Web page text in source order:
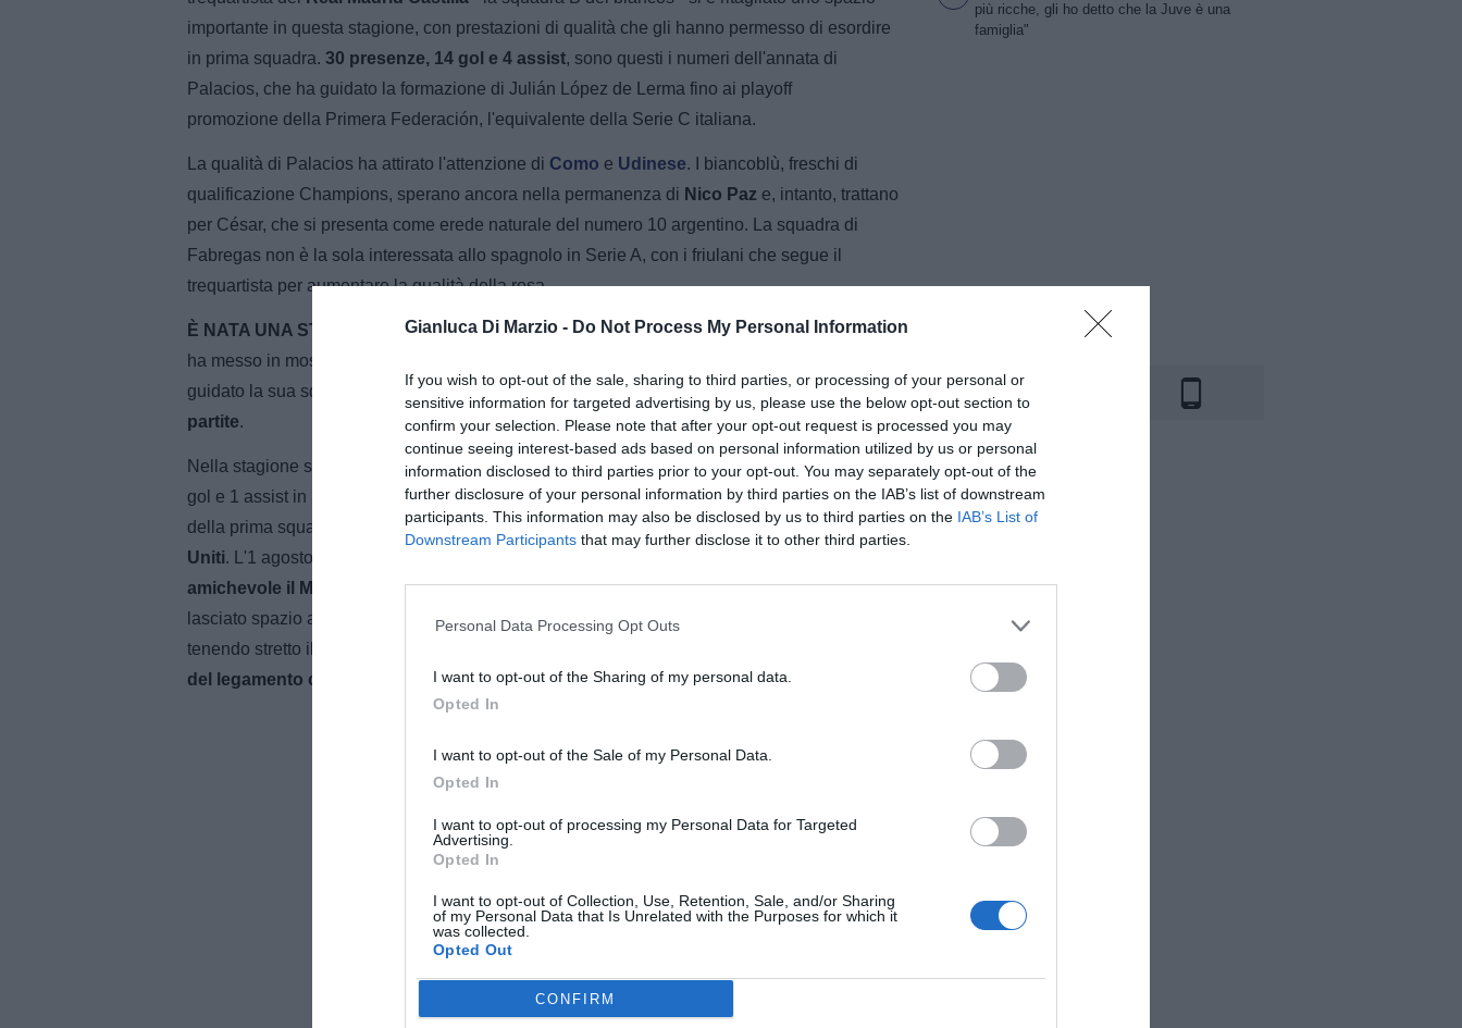
Gianluca Di Marzio - Do Not Process My Personal Information
If you wish to opt-out of the sale, sharing to third parties, or processing of your personal or
sensitive information for targeted advertising by us, please use the below opt-out section to
confirm your selection. Please note that after your opt-out request is processed you may
continue seeing interest-based ads based on personal information utilized by us or personal
information disclosed to third parties prior to your opt-out. You may separately opt-out of the
further disclosure of your personal information by third parties on the IAB’s list of downstream
participants. This information may also be disclosed by us to third parties on the IAB’s List of
Downstream Participants that may further disclose it to other third parties.
Personal Data Processing Opt Outs
I want to opt-out of the Sharing of my personal data.
Opted In
I want to opt-out of the Sale of my Personal Data.
Opted In
I want to opt-out of processing my Personal Data for Targeted
Advertising.
Opted In
I want to opt-out of Collection, Use, Retention, Sale, and/or Sharing
of my Personal Data that Is Unrelated with the Purposes for which it
was collected.
Opted Out
CONFIRM
importante in questa stagione, con prestazioni di qualità che gli hanno permesso di esordire
in prima squadra. 30 presenze, 14 gol e 4 assist, sono questi i numeri dell'annata di
Palacios, che ha guidato la formazione di Julián López de Lerma fino ai playoff
promozione della Primera Federación, l'equivalente della Serie C italiana.
La qualità di Palacios ha attirato l'attenzione di Como e Udinese. I biancoblù, freschi di
qualificazione Champions, sperano ancora nella permanenza di Nico Paz e, intanto, trattano
per César, che si presenta come erede naturale del numero 10 argentino. La squadra di
Fabregas non è la sola interessata allo spagnolo in Serie A, con i friulani che segue il
trequartista per aumentare la qualità della rosa.
È NATA UNA STELLA
- La prima volta che "Cesitar" - come viene soprannominato in patria -
ha messo in mostra tutta la sua qualità è stata nella
guidato la sua squadra fino ai quarti di finale della competizione, segnando5 gol in 7
partite.
Nella stagione successiva, la prima con il Real Madrid Castilla, il trequartista ha raccolto 3
gol e 1 assist in 36 partite. Il "crack" di Soria incantòCarlo Ancelotti- all'epoca alla guida
della prima squadra - che decise di convocare Palacios per latournée estiva negli Stati
Uniti. L'1 agosto 2024 César ha fatto il suo debutto con il Real "dei grandi", sfidando
amichevole il Milan
. La gioia per i primi minuti in campo con Modrić e Güler tra i tanti ha
lasciato spazio al dolore e alla tristezza. In un contrasto con Thiaw, Palacios è rimasto a terra
tenendo stretto il ginocchio. L'esito degli esami ha confermato le prime sensazioni:
del legamento crociato
più ricche, gli ho detto che la Juve è una
famiglia"